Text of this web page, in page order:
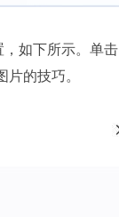
如下所示。单击
的技巧。